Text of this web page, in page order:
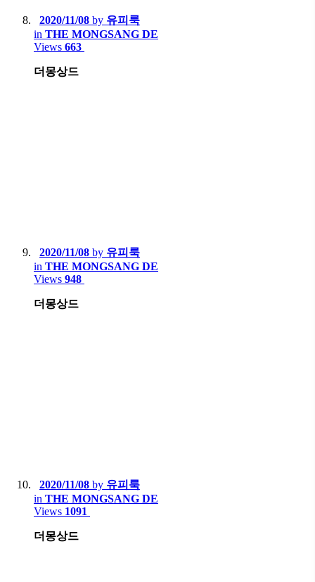
2020/11/08 by 유피룩
in THE MONGSANG DE
Views 663
더몽상드
2020/11/08 by 유피룩
in THE MONGSANG DE
Views 948
더몽상드
2020/11/08 by 유피룩
in THE MONGSANG DE
Views 1091
더몽상드